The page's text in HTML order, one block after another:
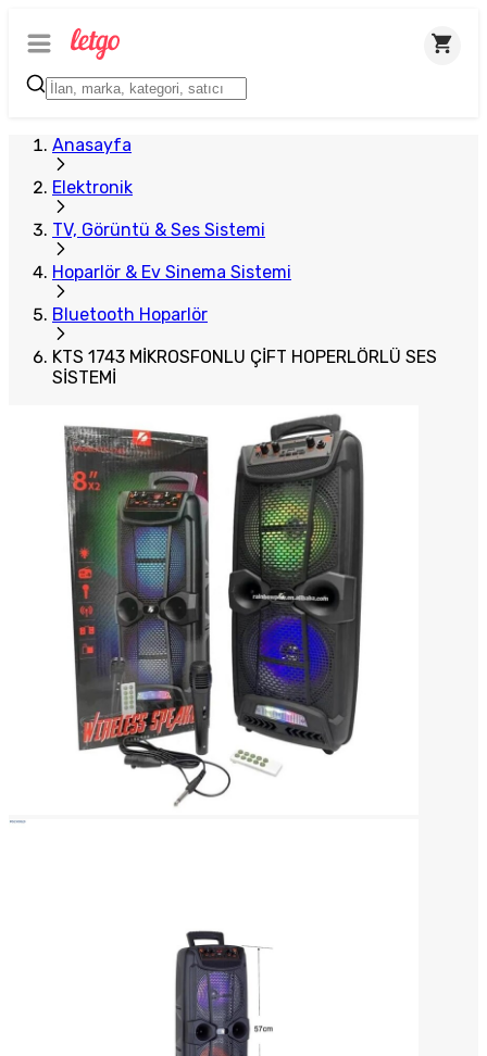
Anasayfa
Elektronik
TV, Görüntü & Ses Sistemi
Hoparlör & Ev Sinema Sistemi
Bluetooth Hoparlör
KTS 1743 MİKROSFONLU ÇİFT HOPERLÖRLÜ SES
SİSTEMİ